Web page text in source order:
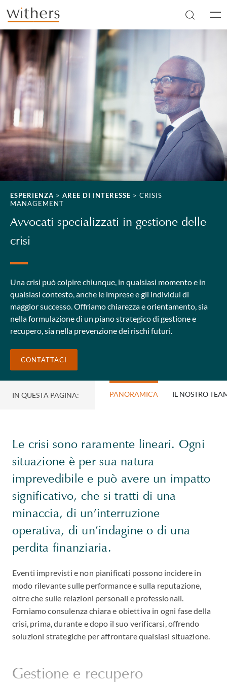
Skip to main content
ESPERIENZA > AREE DI INTERESSE > CRISIS
MANAGEMENT
Avvocati specializzati in gestione delle
crisi
Una crisi può colpire chiunque, in qualsiasi momento e in
qualsiasi contesto, anche le imprese e gli individui di
maggior successo. Offriamo chiarezza e orientamento, sia
nella formulazione di un piano strategico di gestione e
recupero, sia nella prevenzione dei rischi futuri.
CONTATTACI
IN QUESTA PAGINA: PANORAMICA IL NOSTRO
Le crisi sono raramente lineari. Ogni
situazione è per sua natura
imprevedibile e può avere un impatto
significativo, che si tratti di una
minaccia, di un’interruzione
operativa, di un’indagine o di una
perdita finanziaria.
Eventi imprevisti e non pianificati possono incidere in
modo rilevante sulle performance e sulla reputazione,
oltre che sulle relazioni personali e professionali.
Forniamo consulenza chiara e obiettiva in ogni fase della
crisi, prima, durante e dopo il suo verificarsi, offrendo
soluzioni strategiche per affrontare qualsiasi situazione.
Gestione e recupero